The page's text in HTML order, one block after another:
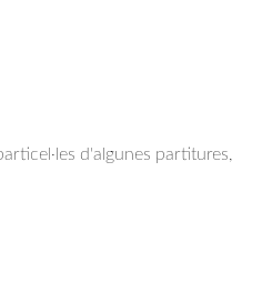
d'algunes partitures,